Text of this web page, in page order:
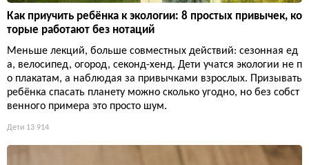
Как приучить ребёнка к экологии: 8 простых привычек, ко
торые работают без нотаций
Меньше лекций, больше совместных действий: сезонная ед
а, велосипед, огород, секонд-хенд. Дети учатся экологии не п
о плакатам, а наблюдая за привычками взрослых. Призывать
ребёнка спасать планету можно сколько угодно, но без собст
венного примера это просто шум.
Дети 13 914